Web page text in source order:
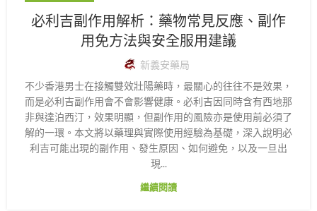
必利吉副作用解析：藥物常見反應、副作
用免方法與安全服用建議
新義安藥局
不少香港男士在接觸雙效壯陽藥時，最關心的往往不是效果，
而是必利吉副作用會不會影響健康。必利吉因同時含有西地那
非與達泊西汀，效果明顯，但副作用的風險亦是使用前必須了
解的一環。本文將以藥理與實際使用經驗為基礎，深入說明必
利吉可能出現的副作用、發生原因、如何避免，以及一旦出
現...
繼續閱讀